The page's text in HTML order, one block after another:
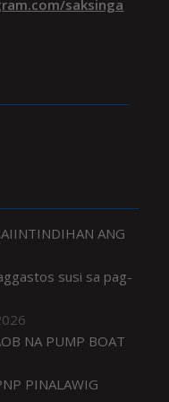
saksinga
ANG
susi sa pag-
NA PUMP BOAT
PINALAWIG